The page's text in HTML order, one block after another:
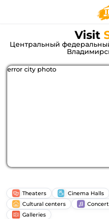
Visit
Центральный
error city photo
Theaters Cinema Halls
Cultural centers
Galleries